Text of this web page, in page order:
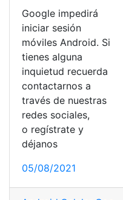
Google impedirá
iniciar sesión
móviles Android. Si
tienes alguna
inquietud recuerda
contactarnos a
través de nuestras
redes sociales,
o regístrate y
déjanos
05/08/2021